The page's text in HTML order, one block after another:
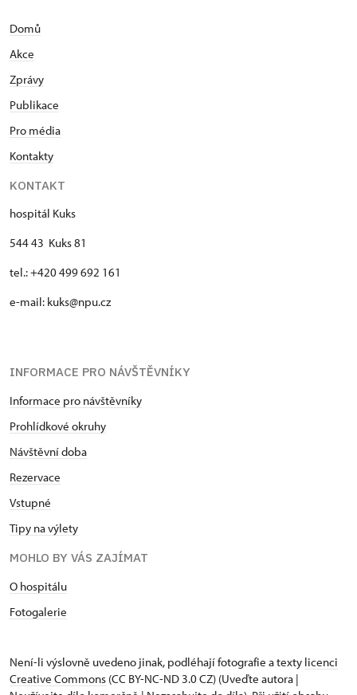
Domů
Akce
Zprávy
Publikace
Pro média
Kontakty
KONTAKT
hospitál Kuks
544 43 Kuks 81
tel.: +420 499 692 161
e-mail: kuks@npu.cz
INFORMACE PRO NÁVŠTĚVNÍKY
Informace pro návštěvníky
Prohlídkové okruhy
Návštěvní doba
Rezervace
Vstupné
Tipy na výlety
MOHLO BY VÁS ZAJÍMAT
O hospitálu
Fotogalerie
Není-li výslovně uvedeno jinak, podléhají fotografie a texty licenci
Creative Commons (CC BY-NC-ND 3.0 CZ) (Uveďte autora |